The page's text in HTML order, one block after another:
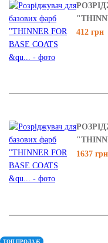
412 грн
1637 грн
ТОП ПРОДАЖ